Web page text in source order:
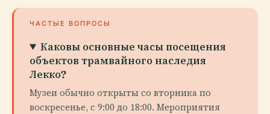
ЧАСТЫЕ ВОПРОСЫ
Каковы основные часы посещения
объектов трамвайного наследия
Лекко?
Музеи обычно открыты со вторника по
воскресенье, с 9:00 до 18:00. Мероприятия